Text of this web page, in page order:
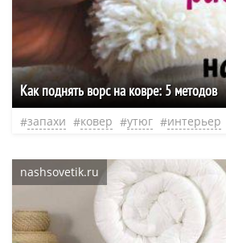
Как поднять ворс на ковре: 5 методов
запахи ковер утюг интерьер
nashsovetik.ru